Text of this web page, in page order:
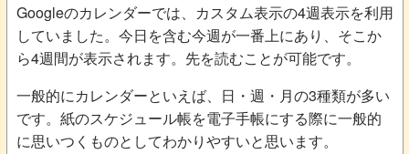
Googleのカレンダーでは、カスタム表示の4週表示を利用
していました。今日を含む今週が一番上にあり、そこか
ら4週間が表示されます。先を読むことが可能です。
一般的にカレンダーといえば、日・週・月の3種類が多い
です。紙のスケジュール帳を電子手帳にする際に一般的
に思いつくものとしてわかりやすいと思います。